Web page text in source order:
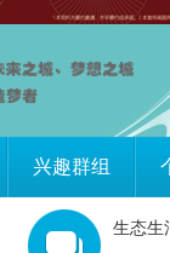
兴趣群组
生态生